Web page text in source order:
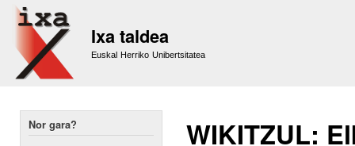
Ixa taldea
Euskal Herriko Unibertsitatea
Nor gara? WIKITZUL: